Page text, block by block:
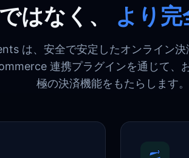
はなく、 より
は、安全で安定したオンライン
連携プラグインを通じて、
極の決済機能をもたらします。